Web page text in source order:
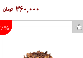
۳۶۰,۰۰۰
7%